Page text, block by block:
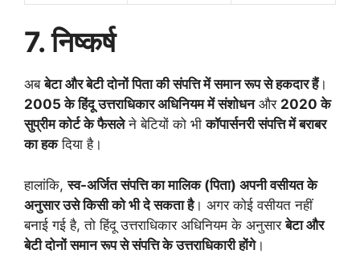
7. निष्कर्ष
अबबेटा और बेटी दोनों पिता की संपत्ति में समान रूप से हकदार हैं।
2005 के हिंदू उत्तराधिकार अधिनियम में संशोधनऔर 2020 के
सुप्रीम कोर्ट के फैसलेने बेटियों को भीकॉपार्सनरी संपत्ति में बराबर
का हकदिया है।
हालांकि,स्व-अर्जित संपत्ति का मालिक (पिता) अपनी वसीयत के
अनुसार उसे किसी को भी दे सकता है। अगर कोई वसीयत नहीं
बनाई गई है, तो हिंदू उत्तराधिकार अधिनियम के अनुसारबेटा और
बेटी दोनों समान रूप से संपत्ति के उत्तराधिकारी होंगे।